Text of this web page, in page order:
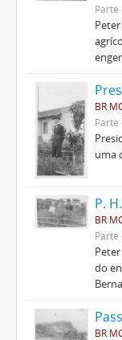
Parte
BR
Parte
uma
BR
Parte
do
BR